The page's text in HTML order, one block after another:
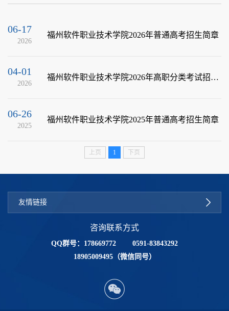
06-17
2026
福州软件职业技术学院2026年普通高考招生简章
04-01
2026
福州软件职业技术学院2026年高职分类考试招生简章
06-26
2025
福州软件职业技术学院2025年普通高考招生简章
上页 1 下页
友情链接
咨询联系方式
QQ群号：178669772 0591-83843292
18905009495（微信同号）